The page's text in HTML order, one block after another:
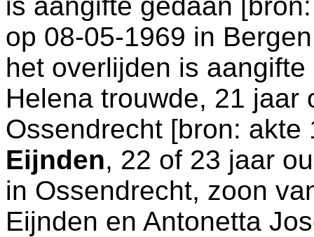
op 08-05-1969 in
het overlijden is aangifte
Helena trouwde, 21 jaar
Ossendrecht [bron: akte
Eijnden, 22 of 23 jaar
in Ossendrecht, zoon
Eijnden en Antonetta